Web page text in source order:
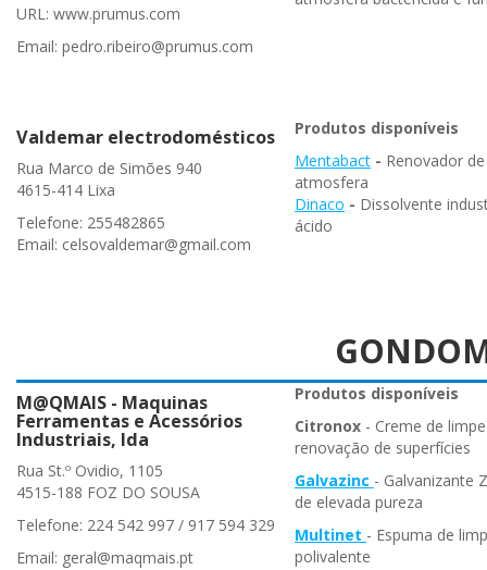
URL: www.prumus.com
Email: pedro.ribeiro@prumus.com
Valdemar electrodomésticos
Rua Marco de Simões 940
4615-414 Lixa
Telefone: 255482865
Email: celsovaldemar@gmail.com
Produtos disponíveis
Mentabact - Renovador de
atmosfera
Dinaco - Dissolvente
ácido
M@QMAIS - Maquinas
Ferramentas e Acessórios
Industriais, lda
Rua St.º Ovidio, 1105
4515-188 FOZ DO SOUSA
Telefone: 224 542 997 / 917 594 329
Email: geral@maqmais.pt
Produtos disponíveis
Citronox - Creme de
renovação de superfícies
Galvazinc - Galvanizante
de elevada pureza
Multinet - Espuma de
polivalente